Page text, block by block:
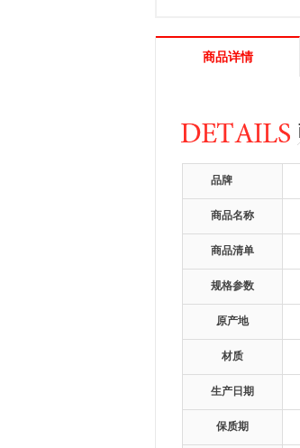
商品详情
品牌
商品名称
商品清单
规格参数
原产地
材质
生产日期
保质期